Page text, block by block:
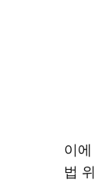
이
법